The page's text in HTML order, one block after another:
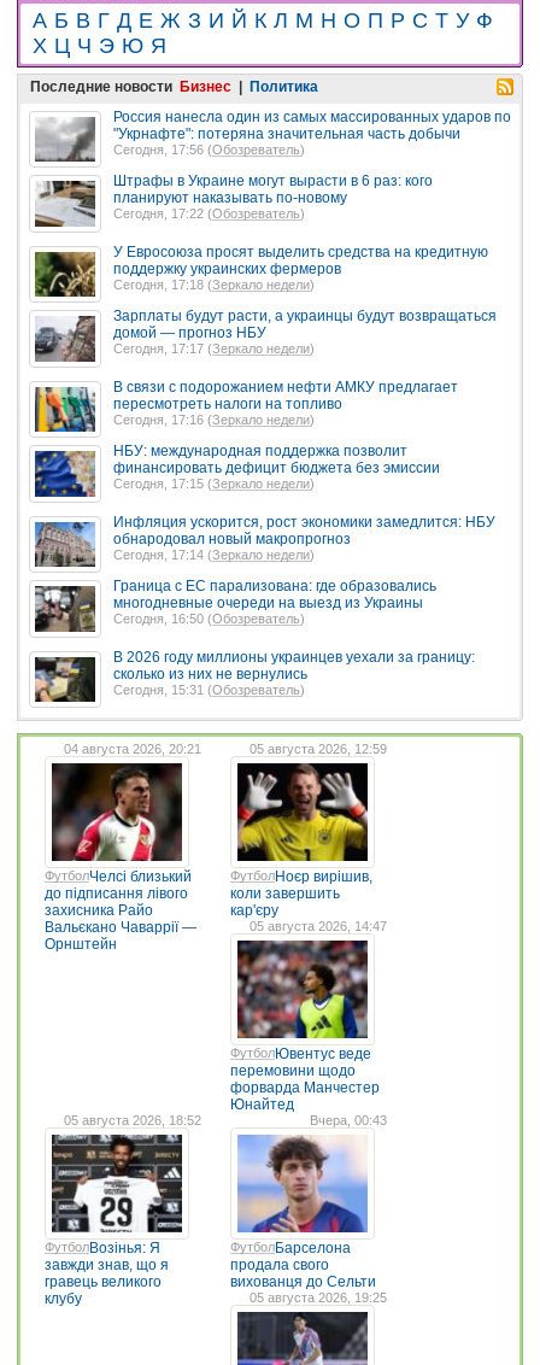
А Б В Г Д Е Ж З И Й К Л М Н О П Р С Т У Ф
Х Ц Ч Э Ю Я
Последние новости Бизнес | Политика
Россия нанесла один из самых массированных ударов по
"Укрнафте": потеряна значительная часть добычи
Сегодня, 17:56 (Обозреватель)
Штрафы в Украине могут вырасти в 6 раз: кого
планируют наказывать по-новому
Сегодня, 17:22 (Обозреватель)
У Евросоюза просят выделить средства на кредитную
поддержку украинских фермеров
Сегодня, 17:18 (Зеркало недели)
Зарплаты будут расти, а украинцы будут возвращаться
домой — прогноз НБУ
Сегодня, 17:17 (Зеркало недели)
В связи с подорожанием нефти АМКУ предлагает
пересмотреть налоги на топливо
Сегодня, 17:16 (Зеркало недели)
НБУ: международная поддержка позволит
финансировать дефицит бюджета без эмиссии
Сегодня, 17:15 (Зеркало недели)
Инфляция ускорится, рост экономики замедлится: НБУ
обнародовал новый макропрогноз
Сегодня, 17:14 (Зеркало недели)
Граница с ЕС парализована: где образовались
многодневные очереди на выезд из Украины
Сегодня, 16:50 (Обозреватель)
В 2026 году миллионы украинцев уехали за границу:
сколько из них не вернулись
Сегодня, 15:31 (Обозреватель)
04 августа 2026, 20:21
ФутболЧелсі близький
до підписання лівого
захисника Райо
Вальєкано Чаваррії —
Орнштейн
05 августа 2026, 12:59
ФутболНоєр вирішив,
коли завершить
кар'єру
05 августа 2026, 14:47
ФутболЮвентус веде
перемовини щодо
форварда Манчестер
Юнайтед
05 августа 2026, 18:52
ФутболВозінья: Я
завжди знав, що я
гравець великого
клубу
Вчера, 00:43
ФутболБарселона
продала свого
вихованця до Сельти
05 августа 2026, 19:25